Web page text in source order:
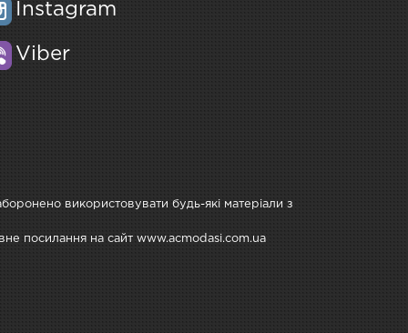
Instagram
Viber
використовувати будь-які матеріали з
посилання на сайт www.acmodasi.com.ua